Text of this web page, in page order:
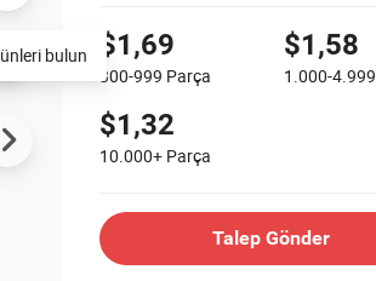
$1,69
300-999 Parça
$1,58
1.000-4.999
$1,32
10.000+ Parça
Talep Gönder
bulun